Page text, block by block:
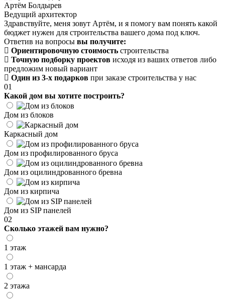
Артём Болдырев
Ведущий архитектор
Здравствуйте, меня зовут Артём, и я помогу вам понять какой
бюджет нужен для строительства вашего дома под ключ.
Ответив на вопросы вы получите:
Ориентировочную стоимость строительства
Точную подборку проектов исходя из ваших ответов либо
предложим новый вариант
Один из 3-х подарков при заказе строительства у нас
01
Какой дом вы хотите построить?
Дом из блоков
Каркасный дом
Дом из профилированного бруса
Дом из оцилиндрованного бревна
Дом из кирпича
Дом из SIP панелей
02
Сколько этажей вам нужно?
1 этаж
1 этаж + мансарда
2 этажа